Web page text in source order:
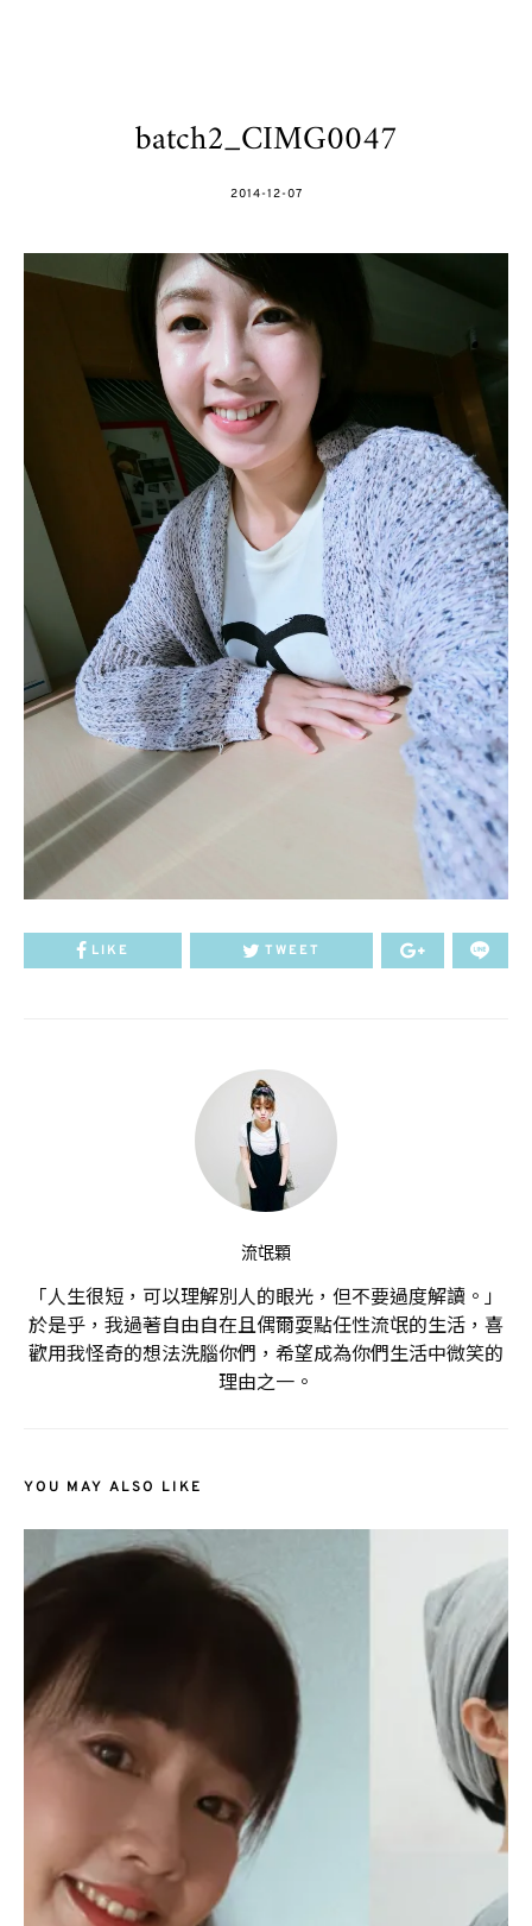
batch2_CIMG0047
POSTED
2014-12-07
LIKE TWEET
流氓顆
「人生很短，可以理解別人的眼光，但不要過度解讀。」
於是乎，我過著自由自在且偶爾耍點任性流氓的生活，喜
歡用我怪奇的想法洗腦你們，希望成為你們生活中微笑的
理由之一。
YOU MAY ALSO LIKE